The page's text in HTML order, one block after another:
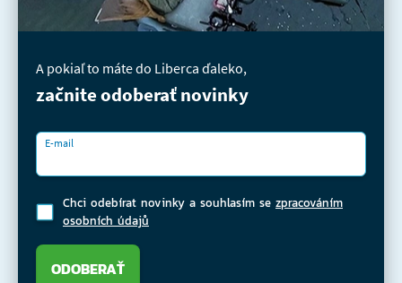
A pokiaľ to máte do Liberca ďaleko,
začnite odoberať novinky
E-mail
Chci odebírat novinky a souhlasím se zpracováním
osobních údajů
ODOBERAŤ